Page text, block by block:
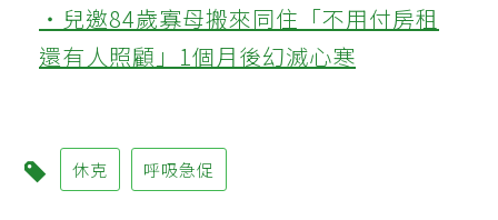
‧兒邀84歲寡母搬來同住「不用付房租
還有人照顧」1個月後幻滅心寒
休克 呼吸急促